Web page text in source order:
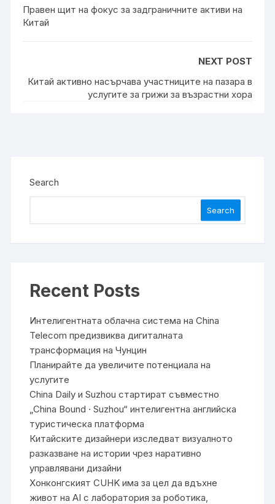
Правен щит на фокус за задграничните активи на
Китай
NEXT POST
Китай активно насърчава участниците на пазара в
услугите за грижи за възрастни хора
Search
Search
Recent Posts
Интелигентната облачна система на China
Telecom предизвиква дигиталната
трансформация на Чунцин
Планирайте да увеличите потенциала на
услугите
China Daily и Suzhou стартират съвместно
„China Bound · Suzhou“ интелигентна английска
туристическа платформа
Китайските дизайнери изследват визуалното
разказване на истории чрез наративно
управлявани дизайни
Хонконгският CUHK има за цел да вдъхне
живот на AI с лаборатория за роботика,